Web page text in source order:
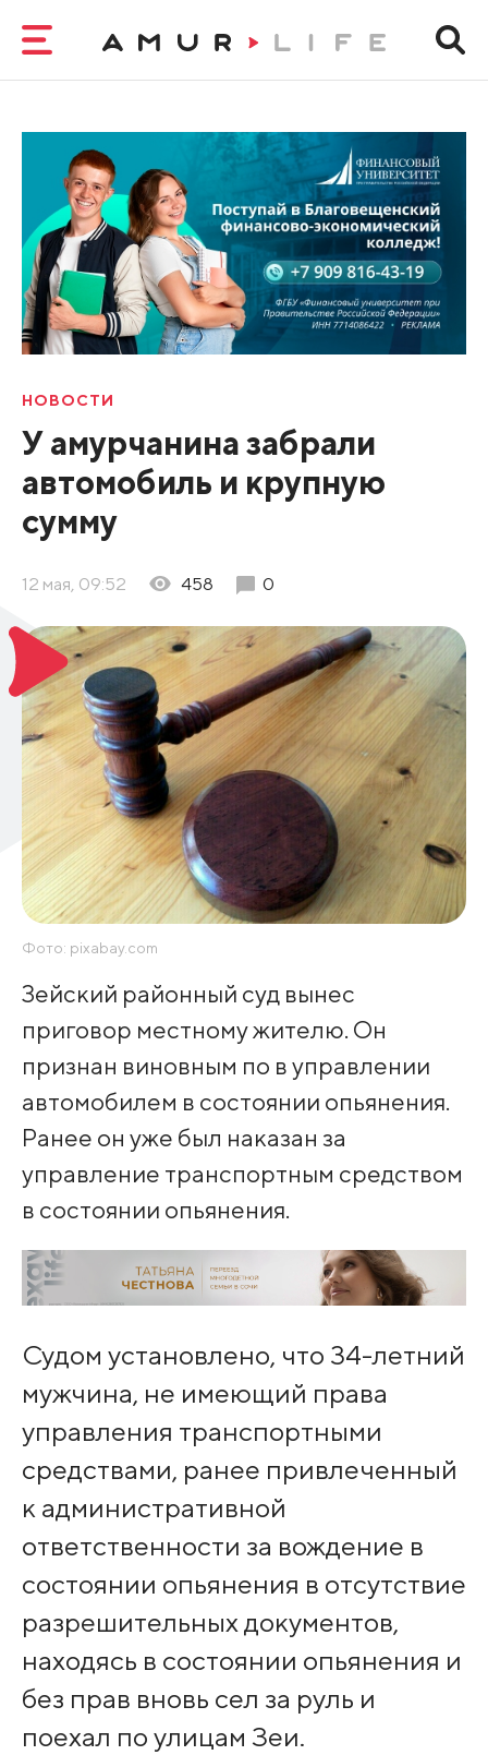
НОВОСТИ
У амурчанина забрали
автомобиль и крупную
сумму
12 мая, 09:52 458 0
Фото: pixabay.com
Зейский районный суд вынес
приговор местному жителю. Он
признан виновным по в управлении
автомобилем в состоянии опьянения.
Ранее он уже был наказан за
управление транспортным средством
в состоянии опьянения.
Судом установлено, что 34-летний
мужчина, не имеющий права
управления транспортными
средствами, ранее привлеченный
к административной
ответственности за вождение в
состоянии опьянения в отсутствие
разрешительных документов,
находясь в состоянии опьянения и
без прав вновь сел за руль и
поехал по улицам Зеи.